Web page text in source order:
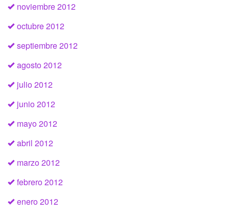
noviembre 2012
octubre 2012
septiembre 2012
agosto 2012
julio 2012
junio 2012
mayo 2012
abril 2012
marzo 2012
febrero 2012
enero 2012